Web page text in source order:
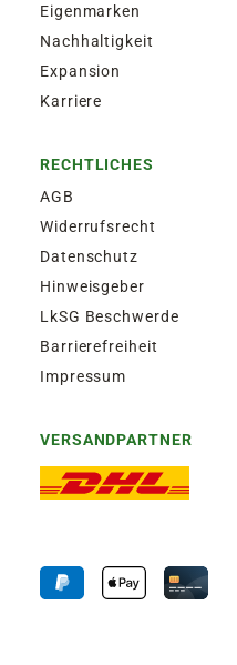
Eigenmarken
Nachhaltigkeit
Expansion
Karriere
RECHTLICHES
AGB
Widerrufsrecht
Datenschutz
Hinweisgeber
LkSG Beschwerde
Barrierefreiheit
Impressum
VERSANDPARTNER